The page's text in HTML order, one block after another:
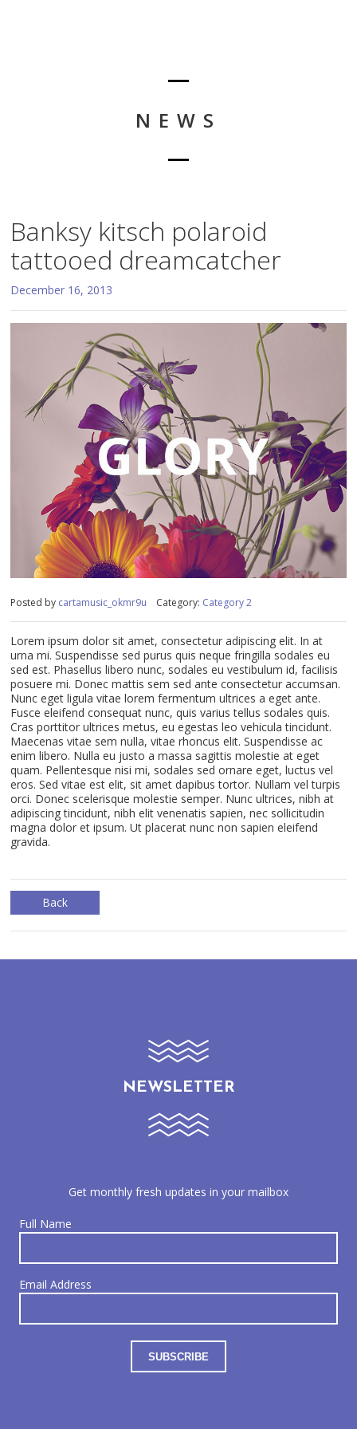
NEWS
Banksy kitsch polaroid
tattooed dreamcatcher
December 16, 2013
Posted by cartamusic_okmr9u Category: Category 2
Lorem ipsum dolor sit amet, consectetur adipiscing elit. In at
urna mi. Suspendisse sed purus quis neque fringilla sodales eu
sed est. Phasellus libero nunc, sodales eu vestibulum id, facilisis
posuere mi. Donec mattis sem sed ante consectetur accumsan.
Nunc eget ligula vitae lorem fermentum ultrices a eget ante.
Fusce eleifend consequat nunc, quis varius tellus sodales quis.
Cras porttitor ultrices metus, eu egestas leo vehicula tincidunt.
Maecenas vitae sem nulla, vitae rhoncus elit. Suspendisse ac
enim libero. Nulla eu justo a massa sagittis molestie at eget
quam. Pellentesque nisi mi, sodales sed ornare eget, luctus vel
eros. Sed vitae est elit, sit amet dapibus tortor. Nullam vel turpis
orci. Donec scelerisque molestie semper. Nunc ultrices, nibh at
adipiscing tincidunt, nibh elit venenatis sapien, nec sollicitudin
magna dolor et ipsum. Ut placerat nunc non sapien eleifend
gravida.
Back
NEWSLETTER
Get monthly fresh updates in your mailbox
Full Name
Email Address